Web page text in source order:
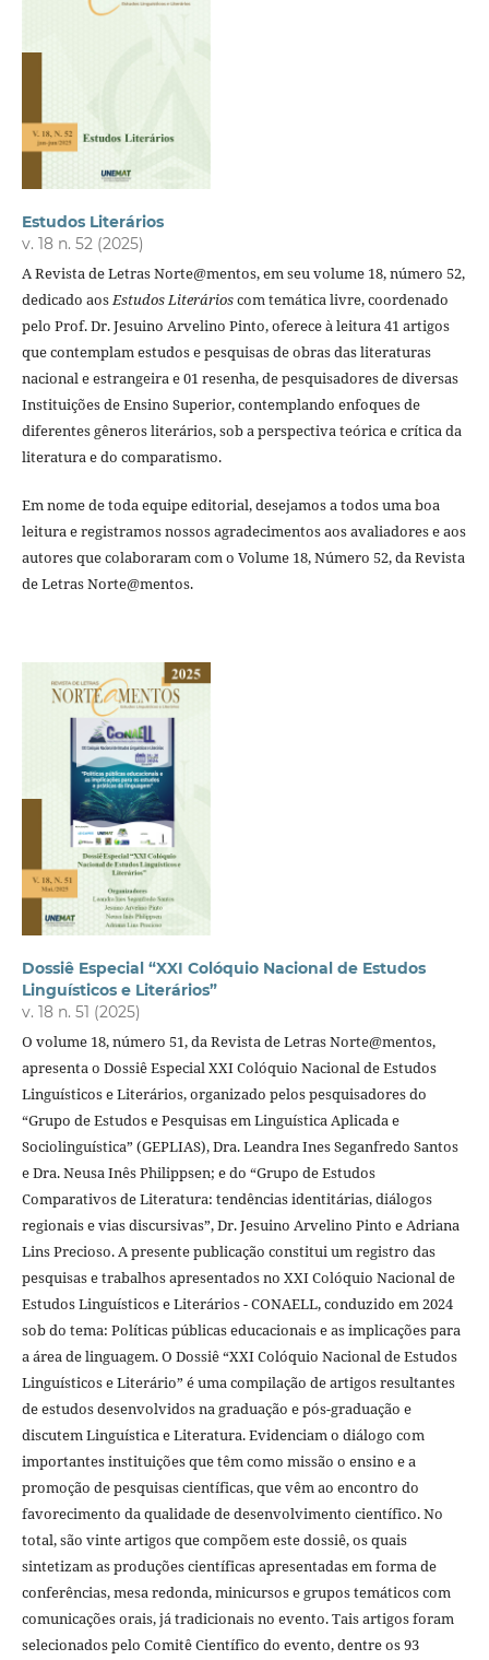
Estudos Literários
v. 18 n. 52 (2025)
A Revista de Letras Norte@mentos, em seu volume 18, número 52,
dedicado aosEstudos Literárioscom temática livre, coordenado
pelo Prof. Dr. Jesuino Arvelino Pinto, oferece à leitura 41 artigos
que contemplam estudos e pesquisas de obras das literaturas
nacional e estrangeira e 01 resenha, de pesquisadores de diversas
Instituições de Ensino Superior, contemplando enfoques de
diferentes gêneros literários, sob a perspectiva teórica e crítica da
literatura e do comparatismo.
Em nome de toda equipe editorial, desejamos a todos uma boa
leitura e registramos nossos agradecimentos aos avaliadores e aos
autores que colaboraram com o Volume 18, Número 52, da Revista
de Letras Norte@mentos.
Dossiê Especial “XXI Colóquio Nacional de Estudos
Linguísticos e Literários”
v. 18 n. 51 (2025)
O volume 18, número 51, da Revista de Letras Norte@mentos,
apresenta o Dossiê Especial XXI Colóquio Nacional de Estudos
Linguísticos e Literários, organizado pelos pesquisadores do
“Grupo de Estudos e Pesquisas em Linguística Aplicada e
Sociolinguística” (GEPLIAS), Dra. Leandra Ines Seganfredo Santos
e Dra. Neusa Inês Philippsen; e do “Grupo de Estudos
Comparativos de Literatura: tendências identitárias, diálogos
regionais e vias discursivas”, Dr. Jesuino Arvelino Pinto e Adriana
Lins Precioso. A presente publicação constitui um registro das
pesquisas e trabalhos apresentados no XXI Colóquio Nacional de
Estudos Linguísticos e Literários - CONAELL, conduzido em 2024
sob do tema: Políticas públicas educacionais e as implicações para
a área de linguagem. O Dossiê “XXI Colóquio Nacional de Estudos
Linguísticos e Literário” é uma compilação de artigos resultantes
de estudos desenvolvidos na graduação e pós-graduação e
discutem Linguística e Literatura. Evidenciam o diálogo com
importantes instituições que têm como missão o ensino e a
promoção de pesquisas científicas, que vêm ao encontro do
favorecimento da qualidade de desenvolvimento científico. No
total, são vinte artigos que compõem este dossiê, os quais
sintetizam as produções científicas apresentadas em forma de
conferências, mesa redonda, minicursos e grupos temáticos com
comunicações orais, já tradicionais no evento. Tais artigos foram
selecionados pelo Comitê Científico do evento, dentre os 93